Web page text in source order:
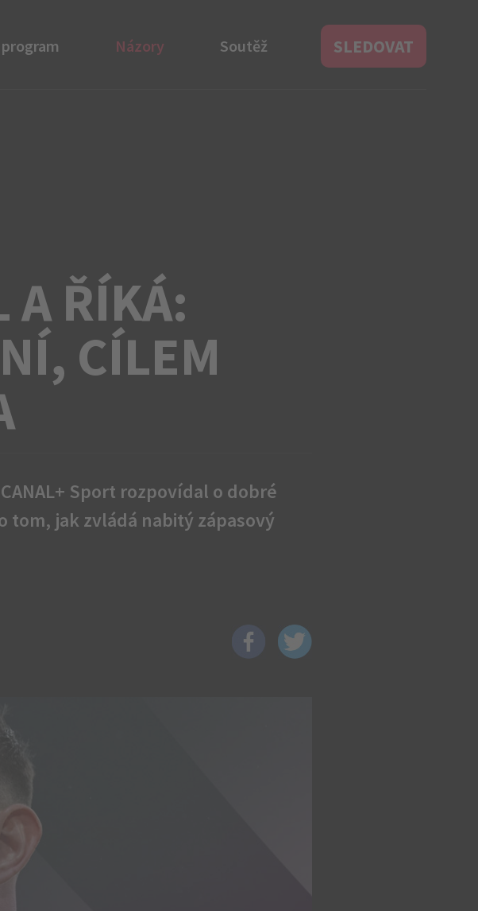
Názory Soutěž SLEDOVAT
A ŘÍKÁ:
CÍLEM
Sport rozpovídal o dobré
tom, jak zvládá nabitý zápasový